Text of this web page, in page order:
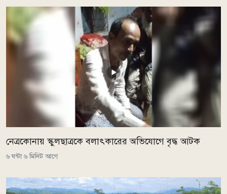
নেত্রকোনায় স্কুলছাত্রকে বলাৎকারের অভিযোগে বৃদ্ধ আটক
৬ ঘন্টা ৬ মিনিট আগে